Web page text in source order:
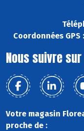
Coordonnées GPS :
Nous suivre sur
Votre magasin
proche de :